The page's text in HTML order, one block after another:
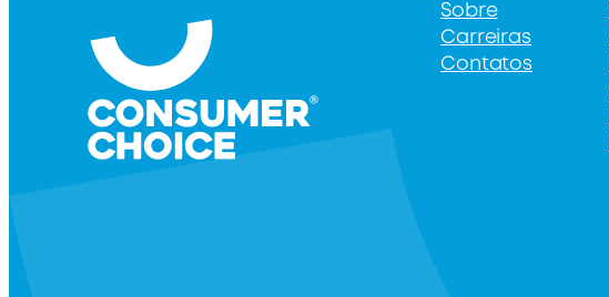
Sobre
Carreiras
Contatos